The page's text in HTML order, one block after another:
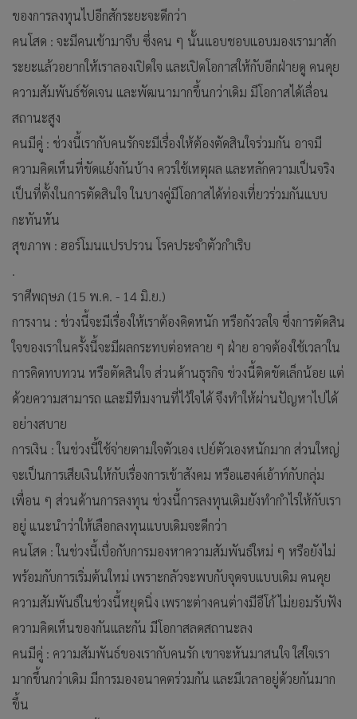
ของการลงทุนไปอีกสักระยะจะดีกว่า
คนโสด : จะมีคนเข้ามาจีบ ซึ่งคน ๆ นั้นแอบชอบแอบมองเรามาสัก
ระยะแล้วอยากให้เราลองเปิดใจ และเปิดโอกาสให้กับอีกฝ่ายดู คนคุย
ความสัมพันธ์ชัดเจน และพัฒนามากขึ้นกว่าเดิม มีโอกาสได้เลื่อน
สถานะสูง
คนมีคู่ : ช่วงนี้เรากับคนรักจะมีเรื่องให้ต้องตัดสินใจร่วมกัน อาจมี
ความคิดเห็นที่ขัดแย้งกันบ้าง ควรใช้เหตุผล และหลักความเป็นจริง
เป็นที่ตั้งในการตัดสินใจ ในบางคู่มีโอกาสได้ท่องเที่ยวร่วมกันแบบ
กะทันหัน
สุขภาพ : ฮอร์โมนแปรปรวน โรคประจำตัวกำเริบ
.
ราศีพฤษภ (15 พ.ค. - 14 มิ.ย.)
การงาน : ช่วงนี้จะมีเรื่องให้เราต้องคิดหนัก หรือกังวลใจ ซึ่งการตัดสิน
ใจของเราในครั้งนี้จะมีผลกระทบต่อหลาย ๆ ฝ่าย อาจต้องใช้เวลาใน
การคิดทบทวน หรือตัดสินใจ ส่วนด้านธุรกิจ ช่วงนี้ติดขัดเล็กน้อย แต่
ด้วยความสามารถ และมีทีมงานที่ไว้ใจได้ จึงทำให้ผ่านปัญหาไปได้
อย่างสบาย
การเงิน : ในช่วงนี้ใช้จ่ายตามใจตัวเอง เปย์ตัวเองหนักมาก ส่วนใหญ่
จะเป็นการเสียเงินให้กับเรื่องการเข้าสังคม หรือแฮงค์เอ้าท์กับกลุ่ม
เพื่อน ๆ ส่วนด้านการลงทุน ช่วงนี้การลงทุนเดิมยังทำกำไรให้กับเรา
อยู่ แนะนำว่าให้เลือกลงทุนแบบเดิมจะดีกว่า
คนโสด : ในช่วงนี้เบื่อกับการมองหาความสัมพันธ์ใหม่ ๆ หรือยังไม่
พร้อมกับการเริ่มต้นใหม่ เพราะกลัวจะพบกับจุดจบแบบเดิม คนคุย
ความสัมพันธ์ในช่วงนี้หยุดนิ่ง เพราะต่างคนต่างมีอีโก้ ไม่ยอมรับฟัง
ความคิดเห็นของกันและกัน มีโอกาสลดสถานะลง
คนมีคู่ : ความสัมพันธ์ของเรากับคนรัก เขาจะหันมาสนใจ ใส่ใจเรา
มากขึ้นกว่าเดิม มีการมองอนาคตร่วมกัน และมีเวลาอยู่ด้วยกันมาก
ขึ้น